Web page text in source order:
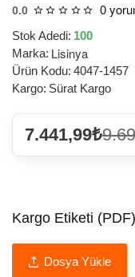
0.0 0
Stok Adedi: 100
Marka: Lisinya
Ürün Kodu: 4047-1457
Kargo: Sürat Kargo
7.441,99₺
Kargo Etiketi
Dosya Yükle